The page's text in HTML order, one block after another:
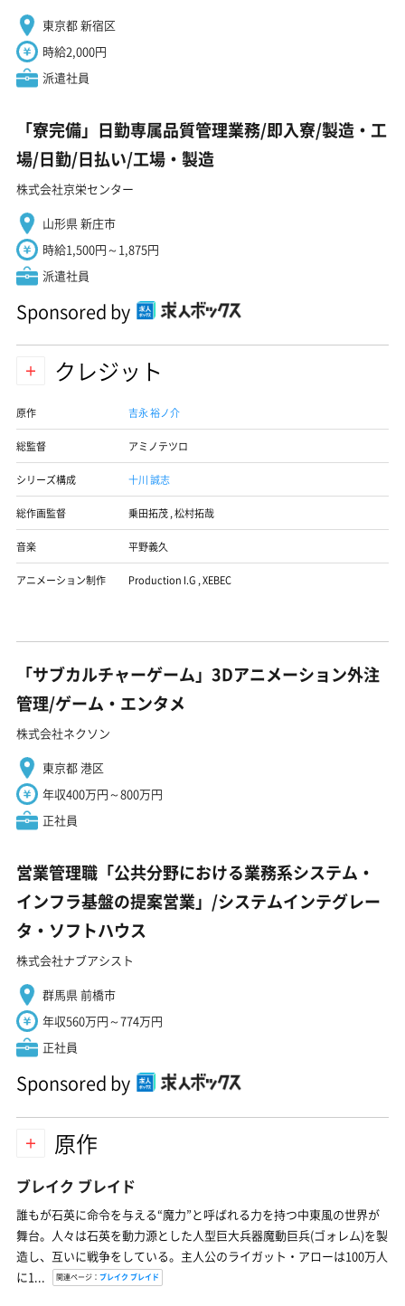
東京都 新宿区
時給2,000円
派遣社員
「寮完備」日勤専属品質管理業務/即入寮/製造・工
場/日勤/日払い/工場・製造
株式会社京栄センター
山形県 新庄市
時給1,500円～1,875円
派遣社員
Sponsored by
クレジット
原作 吉永 裕ノ介
総監督 アミノテツロ
シリーズ構成 十川 誠志
総作画監督 乗田拓茂,松村拓哉
音楽 平野義久
アニメーション制作 Production I.G ,XEBEC
「サブカルチャーゲーム」3Dアニメーション外注
管理/ゲーム・エンタメ
株式会社ネクソン
東京都 港区
年収400万円～800万円
正社員
営業管理職「公共分野における業務系システム・
インフラ基盤の提案営業」/システムインテグレー
タ・ソフトハウス
株式会社ナブアシスト
群馬県 前橋市
年収560万円～774万円
正社員
Sponsored by
原作
ブレイク ブレイド
誰もが石英に命令を与える“魔力”と呼ばれる力を持つ中東風の世界が
舞台。人々は石英を動力源とした人型巨大兵器魔動巨兵(ゴォレム)を製
造し、互いに戦争をしている。主人公のライガット・アローは100万人
に1...
関連ページ： ブレイク ブレイド